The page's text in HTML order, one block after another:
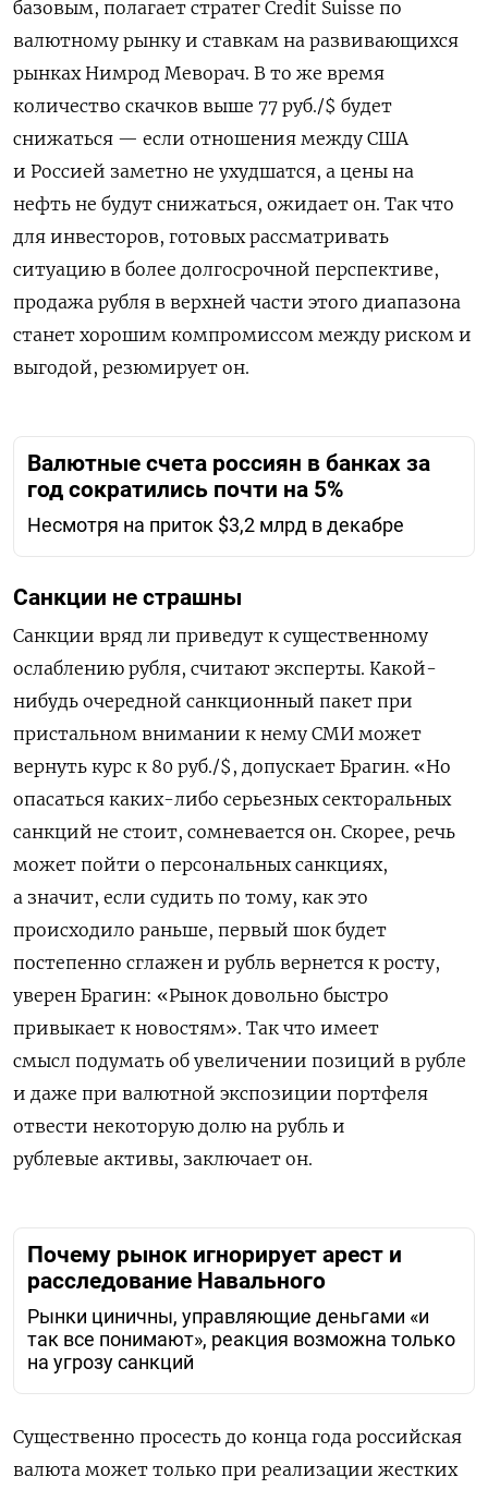
базовым, полагает стратег Credit Suisse по
валютному рынку и ставкам на развивающихся
рынках Нимрод Меворач. В то же время
количество скачков выше 77 руб./$ будет
снижаться — если отношения между США
и Россией заметно не ухудшатся, а цены на
нефть не будут снижаться, ожидает он. Так что
для инвесторов, готовых рассматривать
ситуацию в более долгосрочной перспективе,
продажа рубля в верхней части этого диапазона
станет хорошим компромиссом между риском и
выгодой, резюмирует он.
Валютные счета россиян в банках за
год сократились почти на 5%
Несмотря на приток $3,2 млрд в декабре
Санкции не страшны
Санкции вряд ли приведут к существенному
ослаблению рубля, считают эксперты. Какой-
нибудь очередной санкционный пакет при
пристальном внимании к нему СМИ может
вернуть курс к 80 руб./$, допускает Брагин. «Но
опасаться каких-либо серьезных секторальных
санкций не стоит, сомневается он. Скорее, речь
может пойти о персональных санкциях,
а значит, если судить по тому, как это
происходило раньше, первый шок будет
постепенно сглажен и рубль вернется к росту,
уверен Брагин: «Рынок довольно быстро
привыкает к новостям». Так что имеет
смысл подумать об увеличении позиций в рубле
и даже при валютной экспозиции портфеля
отвести некоторую долю на рубль и
рублевые активы, заключает он.
Почему рынок игнорирует арест и
расследование Навального
Рынки циничны, управляющие деньгами «и
так все понимают», реакция возможна только
на угрозу санкций
Существенно просесть до конца года российская
валюта может только при реализации жестких